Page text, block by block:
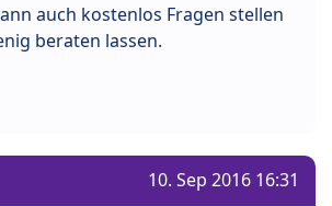
auch kostenlos Fragen stellen
beraten lassen.
10. Sep 2016 16:31